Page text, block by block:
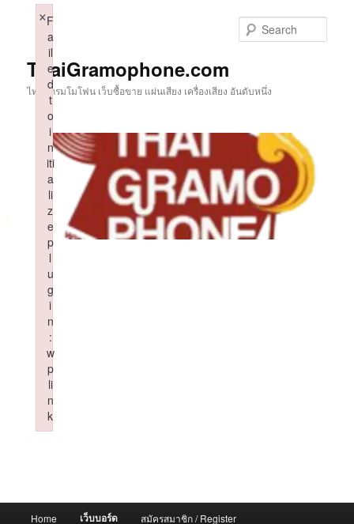
ThaiGramophone.com
ไทยแกรมโมโฟน เว็บซื้อขาย แผ่นเสียง เครื่องเสียง อันดับหนึ่ง
Home เว็บบอร์ด สมัครสมาชิก / Register
F
a
il
e
d
t
o
i
n
iti
a
li
z
e
p
l
u
g
i
n
:
w
p
li
n
k
×
Failed to initialize plugin: wplink